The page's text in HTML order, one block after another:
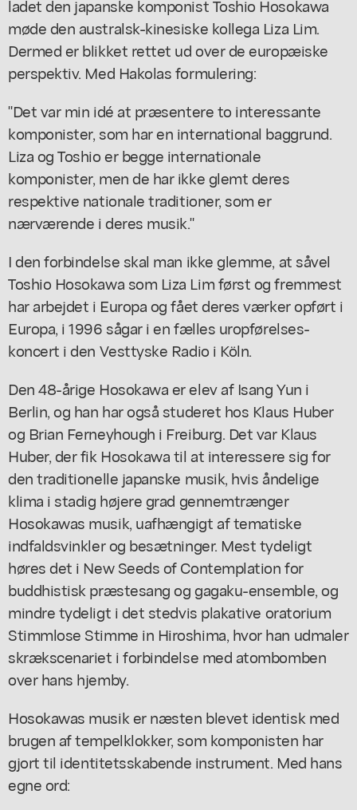
ladet den japanske komponist Toshio Hosokawa
møde den australsk-kinesiske kollega Liza Lim.
Dermed er blikket rettet ud over de europæiske
perspektiv. Med Hakolas formulering:
"Det var min idé at præsentere to interessante
komponister, som har en international baggrund.
Liza og Toshio er begge internationale
komponister, men de har ikke glemt deres
respektive nationale traditioner, som er
nærværende i deres musik."
I den forbindelse skal man ikke glemme, at såvel
Toshio Hosokawa som Liza Lim først og fremmest
har arbejdet i Europa og fået deres værker opført i
Europa, i 1996 sågar i en fælles uropførelses-
koncert i den Vesttyske Radio i Köln.
Den 48-årige Hosokawa er elev af Isang Yun i
Berlin, og han har også studeret hos Klaus Huber
og Brian Ferneyhough i Freiburg. Det var Klaus
Huber, der fik Hosokawa til at interessere sig for
den traditionelle japanske musik, hvis åndelige
klima i stadig højere grad gennemtrænger
Hosokawas musik, uafhængigt af tematiske
indfaldsvinkler og besætninger. Mest tydeligt
høres det i New Seeds of Contemplationfor
buddhistisk præstesang og gagaku-ensemble, og
mindre tydeligt i det stedvis plakative oratorium
Stimmlose Stimme in Hiroshima, hvor han udmaler
skrækscenariet i forbindelse med atombomben
over hans hjemby.
Hosokawas musik er næsten blevet identisk med
brugen af tempelklokker, som komponisten har
gjort til identitetsskabende instrument. Med hans
egne ord: